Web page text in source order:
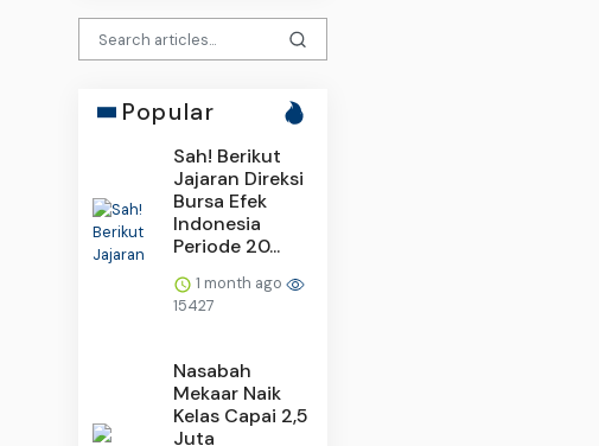
Popular
Sah! Berikut
Jajaran Direksi
Bursa Efek
Indonesia
Periode 20...
1 month ago
15427
Nasabah
Mekaar Naik
Kelas Capai 2,5
Juta